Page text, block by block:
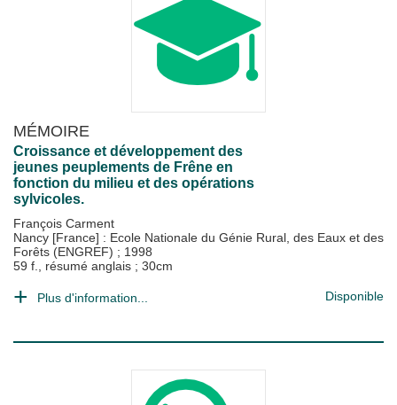
MÉMOIRE
Croissance et développement des
jeunes peuplements de Frêne en
fonction du milieu et des opérations
sylvicoles.
François Carment
Nancy [France] : Ecole Nationale du Génie Rural, des Eaux et des
Forêts (ENGREF) ; 1998
59 f., résumé anglais ; 30cm
Plus d'information... Disponible